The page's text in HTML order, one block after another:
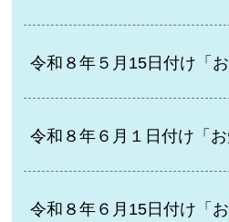
令和８年５月15日付け「お
令和８年６月１日付け「お
令和８年６月15日付け「お